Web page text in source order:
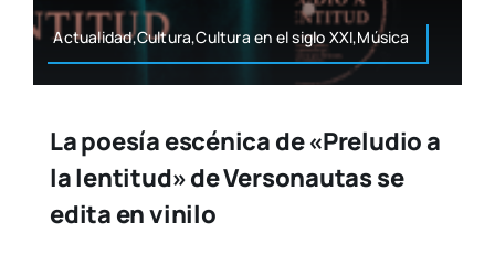
Actualidad,Cultura,Cultura en el siglo XXI,Música
La poesía escénica de «Preludio a
la lentitud» de Versonautas se
edita en vinilo